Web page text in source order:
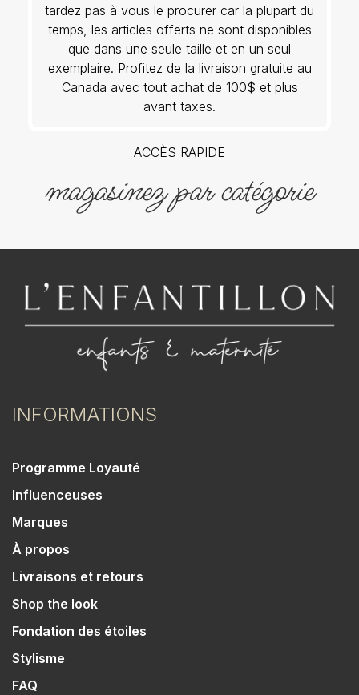
tardez pas à vous le procurer car la plupart du
temps, les articles offerts ne sont disponibles
que dans une seule taille et en un seul
exemplaire. Profitez de la livraison gratuite au
Canada avec tout achat de 100$ et plus
avant taxes.
ACCÈS RAPIDE
magasinez par catégorie
INFORMATIONS
Programme Loyauté
Influenceuses
Marques
À propos
Livraisons et retours
Shop the look
Fondation des étoiles
Stylisme
FAQ